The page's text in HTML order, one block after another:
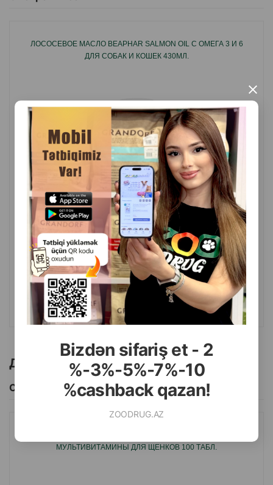
Bizdən sifariş et - 2
%-3%-5%-7%-10
%cashback qazan!
ZOODRUG.AZ
×
ЛОСОСЕВОЕ МАСЛО BEAPHAR SALMON OIL С ОМЕГА 3 И 6
ДЛЯ СОБАК И КОШЕК 430МЛ.
( Отзывы)
Масса Цена
Купить
1 шт
36.00
КУПИТЬ
Другие товоры бренда
Смотреть Все
МУЛЬТИВИТАМИНЫ ДЛЯ ЩЕНКОВ 100 ТАБЛ.